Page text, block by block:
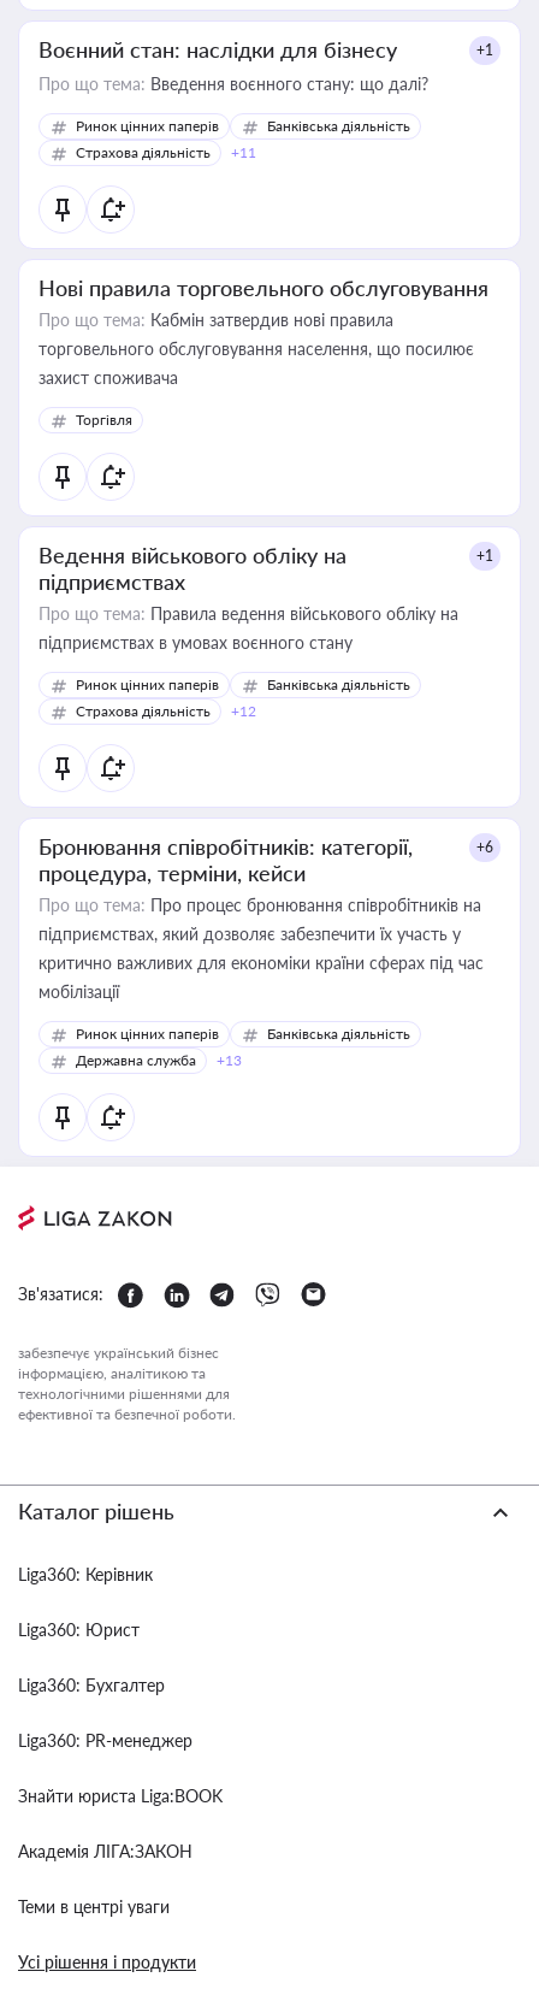
Воєнний стан: наслідки для бізнесу +1
Про що тема: Введення воєнного стану: що далі?
Ринок цінних паперів
Банківська діяльність
Страхова діяльність
+11
Нові правила торговельного обслуговування
Про що тема: Кабмін затвердив нові правила
торговельного обслуговування населення, що посилює
захист споживача
Торгівля
Ведення військового обліку на
підприємствах
+1
Про що тема: Правила ведення військового обліку на
підприємствах в умовах воєнного стану
Ринок цінних паперів
Банківська діяльність
Страхова діяльність
+12
Бронювання співробітників: категорії,
процедура, терміни, кейси
+6
Про що тема: Про процес бронювання співробітників на
підприємствах, який дозволяє забезпечити їх участь у
критично важливих для економіки країни сферах під час
мобілізації
Ринок цінних паперів
Банківська діяльність
Державна служба
+13
Зв'язатися:
забезпечує український бізнес
інформацією, аналітикою та
технологічними рішеннями для
ефективної та безпечної роботи.
Каталог рішень
Liga360: Керівник
Liga360: Юрист
Liga360: Бухгалтер
Liga360: PR-менеджер
Знайти юриста Liga:BOOK
Академія ЛІГА:ЗАКОН
Теми в центрі уваги
Усі рішення і продукти